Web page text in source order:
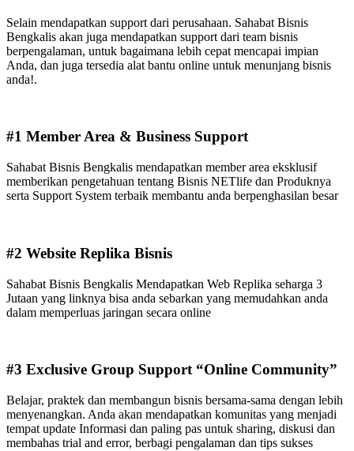
Selain mendapatkan support dari perusahaan. Sahabat Bisnis
Bengkalis akan juga mendapatkan support dari team bisnis
berpengalaman, untuk bagaimana lebih cepat mencapai impian
Anda, dan juga tersedia alat bantu online untuk menunjang bisnis
anda!.
#1 Member Area & Business Support
Sahabat Bisnis Bengkalis mendapatkan member area eksklusif
memberikan pengetahuan tentang Bisnis NETlife dan Produknya
serta Support System terbaik membantu anda berpenghasilan besar
#2 Website Replika Bisnis
Sahabat Bisnis Bengkalis Mendapatkan Web Replika seharga 3
Jutaan yang linknya bisa anda sebarkan yang memudahkan anda
dalam memperluas jaringan secara online
#3 Exclusive Group Support “Online Community”
Belajar, praktek dan membangun bisnis bersama-sama dengan lebih
menyenangkan. Anda akan mendapatkan komunitas yang menjadi
tempat update Informasi dan paling pas untuk sharing, diskusi dan
membahas trial and error, berbagi pengalaman dan tips sukses